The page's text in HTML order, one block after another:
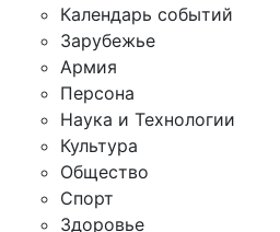
Календарь событий
Зарубежье
Армия
Персона
Наука и Технологии
Культура
Общество
Спорт
Здоровье